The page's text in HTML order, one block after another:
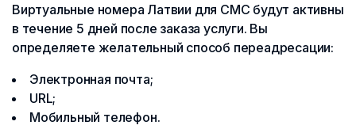
Виртуальные номера Латвии для СМС будут активны
в течение 5 дней после заказа услуги. Вы
определяете желательный способ переадресации:
Электронная почта;
URL;
Мобильный телефон.